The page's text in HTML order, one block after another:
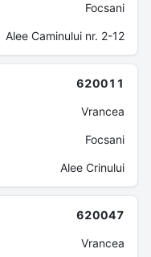
Focsani
Alee Caminului nr. 2-12
620011
Vrancea
Focsani
Alee Crinului
620047
Vrancea